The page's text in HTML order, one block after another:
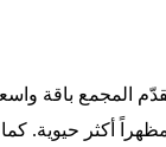
المجمع باقة
أكثر حيوية.